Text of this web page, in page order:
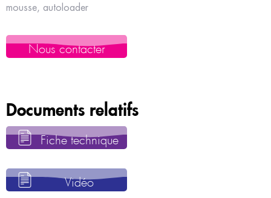
mousse, autoloader
Nous contacter
Documents relatifs
Fiche technique
Vidéo